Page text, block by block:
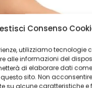
Consenso
utilizziamo tecnologie
alle informazioni del
di elaborare dati
sito. Non
su alcune caratteristiche e